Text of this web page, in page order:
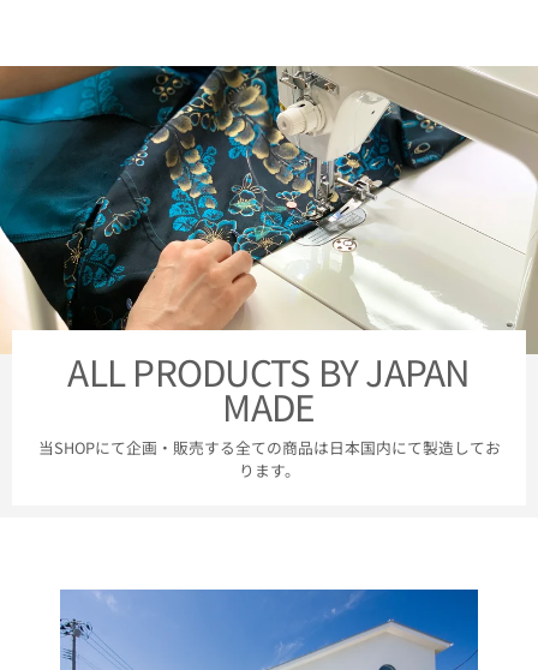
ALL PRODUCTS BY JAPAN
MADE
当SHOPにて企画・販売する全ての商品は日本国内にて製造してお
ります。